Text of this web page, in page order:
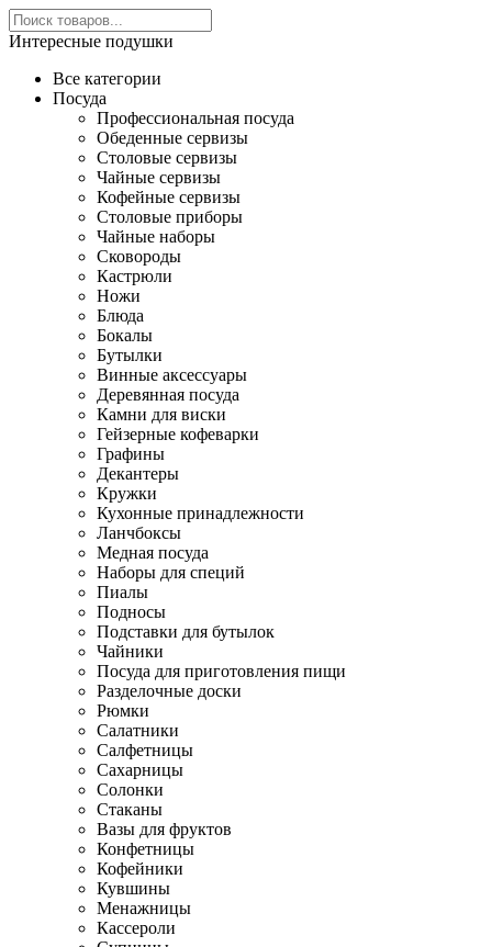
Интересные подушки
Все категории
Посуда
Профессиональная посуда
Обеденные сервизы
Столовые сервизы
Чайные сервизы
Кофейные сервизы
Столовые приборы
Чайные наборы
Сковороды
Кастрюли
Ножи
Блюда
Бокалы
Бутылки
Винные аксессуары
Деревянная посуда
Камни для виски
Гейзерные кофеварки
Графины
Декантеры
Кружки
Кухонные принадлежности
Ланчбоксы
Медная посуда
Наборы для специй
Пиалы
Подносы
Подставки для бутылок
Чайники
Посуда для приготовления пищи
Разделочные доски
Рюмки
Салатники
Салфетницы
Сахарницы
Солонки
Стаканы
Вазы для фруктов
Конфетницы
Кофейники
Кувшины
Менажницы
Кассероли